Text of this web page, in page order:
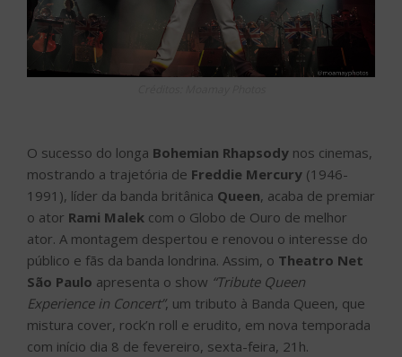
O sucesso do longa Bohemian Rhapsody nos cinemas,
mostrando a trajetória de Freddie Mercury (1946-
1991), líder da banda britânica Queen, acaba de premiar
o ator Rami Malek com o Globo de Ouro de melhor
ator. A montagem despertou e renovou o interesse do
público e fãs da banda londrina. Assim, o Theatro Net
São Paulo apresenta o show “Tribute Queen
Experience in Concert”, um tributo à Banda Queen, que
mistura cover, rock’n roll e erudito, em nova temporada
com início dia 8 de fevereiro, sexta-feira, 21h.